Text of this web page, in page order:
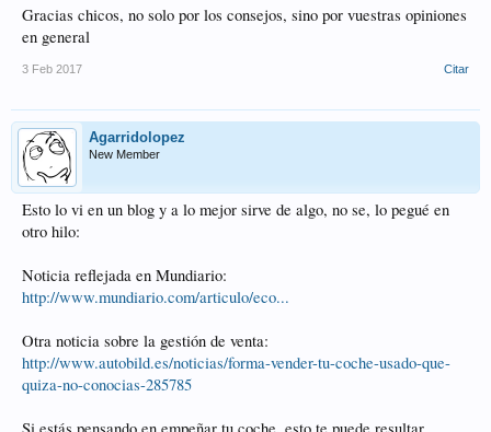
Gracias chicos, no solo por los consejos, sino por vuestras opiniones
en general
3 Feb 2017 Citar
Agarridolopez
New Member
Esto lo vi en un blog y a lo mejor sirve de algo, no se, lo pegué en
otro hilo:
Noticia reflejada en Mundiario:
http://www.mundiario.com/articulo/eco...
Otra noticia sobre la gestión de venta:
http://www.autobild.es/noticias/forma-vender-tu-coche-usado-que-
quiza-no-conocias-285785